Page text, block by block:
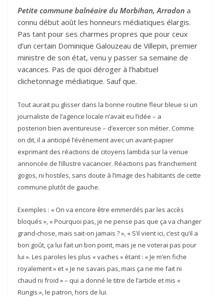
Petite commune balnéaire du Morbihan, Arradon a
connu début août les honneurs médiatiques élargis.
Pas tant pour ses charmes propres que pour ceux
d’un certain Dominique Galouzeau de Villepin, premier
ministre de son état, venu y passer sa semaine de
vacances. Pas de quoi déroger à l’habituel
clichetonnage médiatique. Sauf que.
Tout aurait pu glisser dans la bonne routine fleur bleue si un
journaliste de l’agence locale n’avait eu l’idée – a
posteriori bien aventureuse – d’exercer son métier. Comme
on dit, il a anticipé l’événement avec un avant-papier
exprimant des réactions de citoyens lambda sur la venue
annoncée de l’illustre vacancier. Réactions pas franchement
gogos, ni hostiles, sans doute à l’image des habitants de cette
commune plutôt de gauche.
Exemples : « On va encore être emmerdés par les accès
bloqués », « Pourquoi pas, je ne pense pas que ça va changer
grand-chose, mais sait-on jamais ? », « S’il vient ici, c’est qu’il a
bon goût, ça lui fait un bon point, mais je ne voterai pas pour
lui ». Les paroles les plus « vaches » étant : « Je m’en fiche
royalement » et « Je ne savais pas, mais ça ne me fait ni
chaud ni froid » – qui a donné le titre de l’article et mis «
Rungis », le patron, hors de lui.